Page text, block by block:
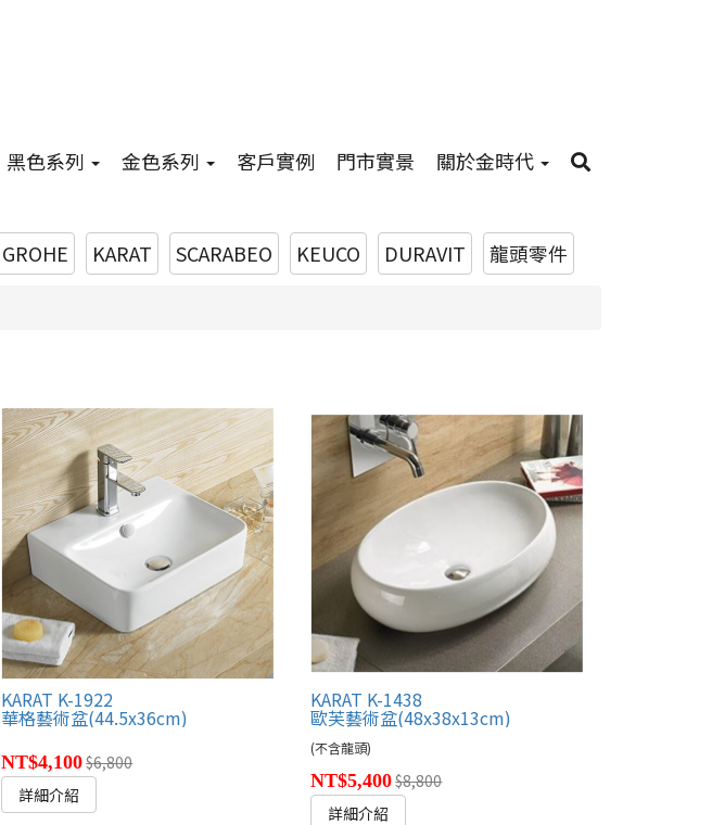
黑色系列 金色系列 客戶實例 門市實景 關於金時代
GROHE KARAT SCARABEO KEUCO DURAVIT 龍頭零件
KARAT K-1922
華格藝術盆(44.5x36cm)
NT$4,100$6,800
詳細介紹
KARAT K-1438
歐芙藝術盆(48x38x13cm)
(不含龍頭)
NT$5,400$8,800
詳細介紹